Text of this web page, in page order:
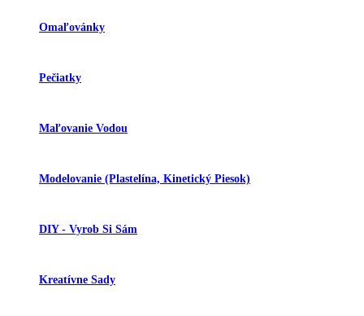
Omaľovánky
Pečiatky
Maľovanie Vodou
Modelovanie (plastelína, Kinetický Piesok)
DIY - Vyrob Si Sám
Kreatívne Sady